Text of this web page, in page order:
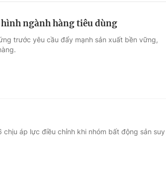
ngành hàng tiêu dùng
trước yêu cầu đẩy mạnh sản xuất bền vững,
áp lực điều chỉnh khi nhóm bất động sản suy